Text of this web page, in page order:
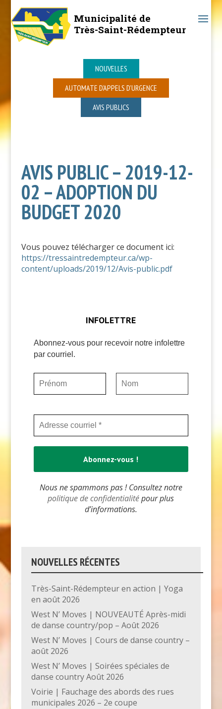
Municipalité de
Très-Saint-Rédempteur
NOUVELLES
AUTOMATE D’APPELS D’URGENCE
AVIS PUBLICS
AVIS PUBLIC – 2019-12-
02 – ADOPTION DU
BUDGET 2020
Vous pouvez télécharger ce document ici:
https://tressaintredempteur.ca/wp-
content/uploads/2019/12/Avis-public.pdf
INFOLETTRE
Abonnez-vous pour recevoir notre infolettre
par courriel.
Nous ne spammons pas ! Consultez notre
politique de confidentialitépour plus
d’informations.
NOUVELLES RÉCENTES
Très-Saint-Rédempteur en action | Yoga
en août 2026
West N’ Moves | NOUVEAUTÉ Après-midi
de danse country/pop – Août 2026
West N’ Moves | Cours de danse country –
août 2026
West N’ Moves | Soirées spéciales de
danse country Août 2026
Voirie | Fauchage des abords des rues
municipales 2026 – 2e coupe